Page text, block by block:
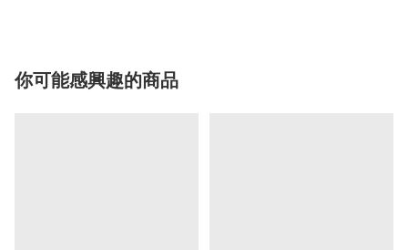
你可能感興趣的商品